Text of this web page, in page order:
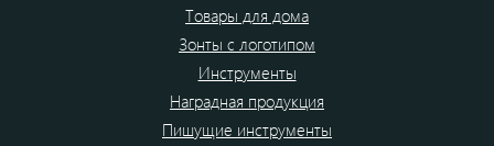
Товары для дома
Зонты с логотипом
Инструменты
Наградная продукция
Пишущие инструменты